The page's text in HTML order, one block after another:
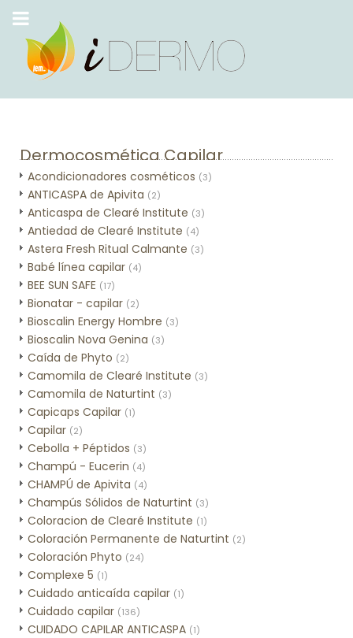
Dermocosmética Capilar
Acondicionadores cosméticos (3)
ANTICASPA de Apivita (2)
Anticaspa de Clearé Institute (3)
Antiedad de Clearé Institute (4)
Astera Fresh Ritual Calmante (3)
Babé línea capilar (4)
BEE SUN SAFE (17)
Bionatar - capilar (2)
Bioscalin Energy Hombre (3)
Bioscalin Nova Genina (3)
Caída de Phyto (2)
Camomila de Clearé Institute (3)
Camomila de Naturtint (3)
Capicaps Capilar (1)
Capilar (2)
Cebolla + Péptidos (3)
Champú - Eucerin (4)
CHAMPÚ de Apivita (4)
Champús Sólidos de Naturtint (3)
Coloracion de Clearé Institute (1)
Coloración Permanente de Naturtint (2)
Coloración Phyto (24)
Complexe 5 (1)
Cuidado anticaída capilar (1)
Cuidado capilar (136)
CUIDADO CAPILAR ANTICASPA (1)